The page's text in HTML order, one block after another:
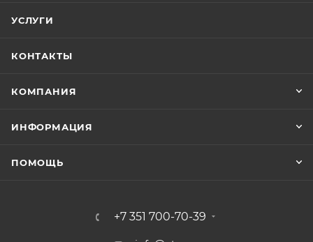
«Купить» и оплатите заказ онлайн. Интернет-
ассортимент запасных частей двигателя для
моделей, доступны розничные и оптовые поставки с
УСЛУГИ
КОНТАКТЫ
КОМПАНИЯ
ИНФОРМАЦИЯ
ПОМОЩЬ
+7 351 700-70-39